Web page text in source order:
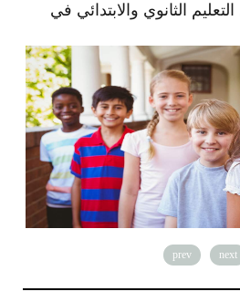
معلومات
انخراطًا في
prev next